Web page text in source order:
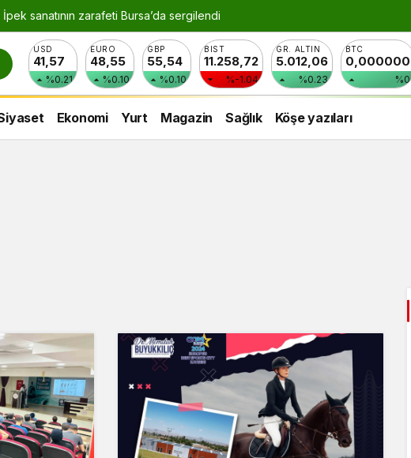
İpek sanatının zarafeti Bursa’da sergilendi
USD
41,57
%0.21
EURO
48,55
%0.10
GBP
55,54
%0.10
BIST
11.258,72
%-1.04
GR. ALTIN
5.012,06
%0.23
BTC
0,000000
%0
Ekonomi Yurt Magazin Sağlık Köşe yazıları